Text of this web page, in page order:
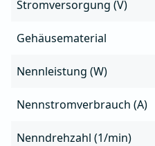
Stromversorgung (V)
Gehäusematerial
Nennleistung (W)
Nennstromverbrauch (A)
Nenndrehzahl (1/min)